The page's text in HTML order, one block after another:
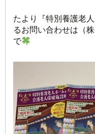
たより『特別養護老
るお問い合わせは（
で